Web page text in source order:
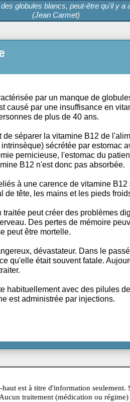
il y a des globules blancs,
(Jean Carmet)
est caractérisée par un
est causé par une
permet de séparer la vitamine
intrinsèque) sécrétée
de l'anémie pernicieuse,
la vitamine B12 n'est donc
le mal de tête, les mains et les
non traitée peut créer des
et le cerveau. Des pertes de
peut être mortelle.
» parce qu'elle était souvent
à traiter.